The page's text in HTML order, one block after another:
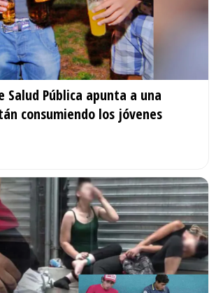
Salud Pública apunta a una
consumiendo los jóvenes